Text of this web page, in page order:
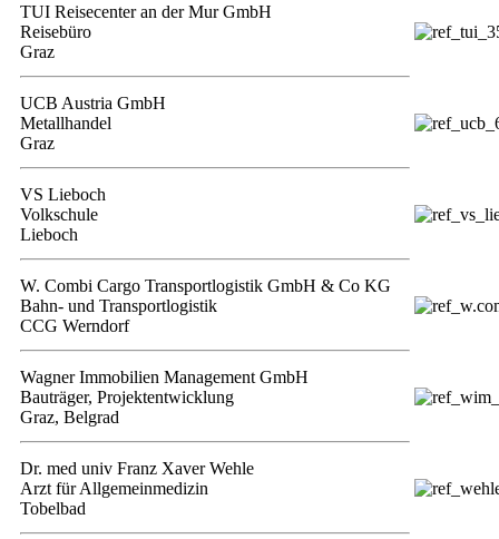
TUI Reisecenter an der Mur GmbH
Reisebüro
Graz
UCB Austria GmbH
Metallhandel
Graz
VS Lieboch
Volkschule
Lieboch
W. Combi Cargo Transportlogistik GmbH & Co KG
Bahn- und Transportlogistik
CCG Werndorf
Wagner Immobilien Management GmbH
Bauträger, Projektentwicklung
Graz, Belgrad
Dr. med univ Franz Xaver Wehle
Arzt für Allgemeinmedizin
Tobelbad